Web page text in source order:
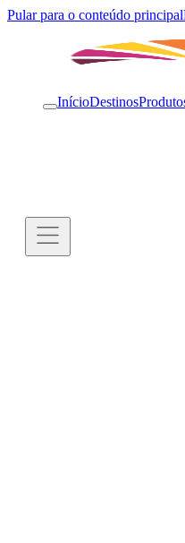
Pular para o conteúdo principal
InícioDestinos